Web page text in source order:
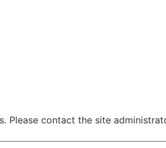
Please contact the site